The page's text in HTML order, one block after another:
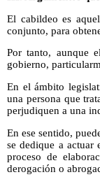
El cabildeo es
conjunto, para
Por tanto, aunque
gobierno,
En el ámbito
una persona que
perjudiquen a una
En ese sentido,
se dedique a actuar
proceso de
derogación o